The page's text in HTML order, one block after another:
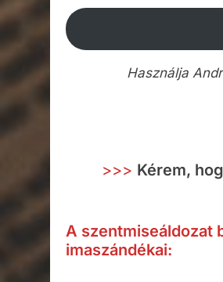
Használja
>>> Kérem,
A szentmiseáldozat
imaszándékai: